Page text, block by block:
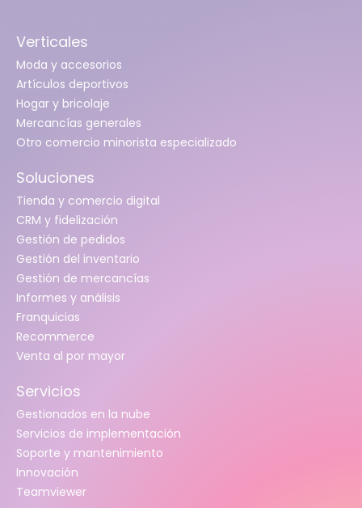
Verticales
Moda y accesorios
Artículos deportivos
Hogar y bricolaje
Mercancías generales
Otro comercio minorista especializado
Soluciones
Tienda y comercio digital
CRM y fidelización
Gestión de pedidos
Gestión del inventario
Gestión de mercancías
Informes y análisis
Franquicias
Recommerce
Venta al por mayor
Servicios
Gestionados en la nube
Servicios de implementación
Soporte y mantenimiento
Innovación
Teamviewer